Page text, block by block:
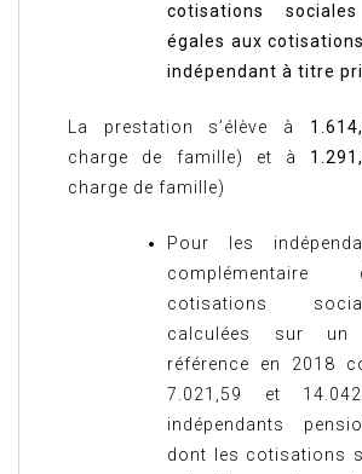
cotisations
égales aux
indépendant à titre
La prestation s’élève à
charge de famille) et à
charge de famille)
Pour les
cotisations
calculées sur un
référence en 2018
7.021,59 et
indépendants
dont les cotisations